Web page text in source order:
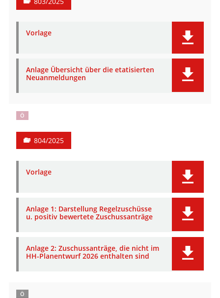
Vorlage
Anlage Übersicht über die etatisierten
Neuanmeldungen
Ö
804/2025
Vorlage
Anlage 1: Darstellung Regelzuschüsse
u. positiv bewertete Zuschussanträge
Anlage 2: Zuschussanträge, die nicht im
HH-Planentwurf 2026 enthalten sind
Ö